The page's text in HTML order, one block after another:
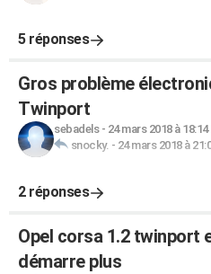
5 réponses
Gros problème
Twinport
sebadels- 24 mars 2018 à 18:14
snocky. - 24 mars 2018 à
2 réponses
Opel corsa 1.2 twinport
démarre plus